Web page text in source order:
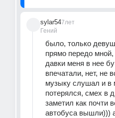
sylar54
Гений
7лет
было, только
прямо передо мной,
давки меня в нее
впечатали, нет, не
музыку слушал и в
потерялся, смех в
заметил как почти
автобуса вышли)))